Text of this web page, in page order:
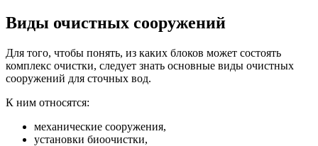
Виды очистных сооружений
Для того, чтобы понять, из каких блоков может состоять
комплекс очистки, следует знать основные виды очистных
сооружений для сточных вод.
К ним относятся:
механические сооружения,
установки биоочистки,